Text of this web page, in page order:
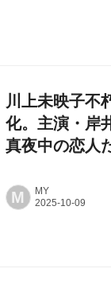
川上未映子不
化。主演・岸
真夜中の恋人
M MY